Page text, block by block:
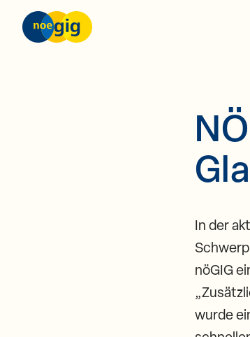
nöGIG – unser Netz. unsere Zukunft.
In der
nöGIG
wurde